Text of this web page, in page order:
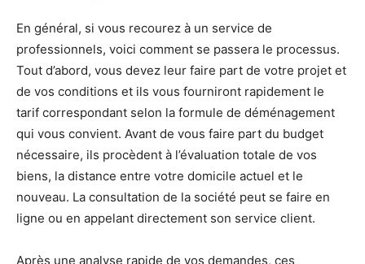
En général, si vous recourez à un service de
professionnels, voici comment se passera le processus.
Tout d’abord, vous devez leur faire part de votre projet et
de vos conditions et ils vous fourniront rapidement le
tarif correspondant selon la formule de déménagement
qui vous convient. Avant de vous faire part du budget
nécessaire, ils procèdent à l’évaluation totale de vos
biens, la distance entre votre domicile actuel et le
nouveau. La consultation de la société peut se faire en
ligne ou en appelant directement son service client.
Après une analyse rapide de vos demandes, ces